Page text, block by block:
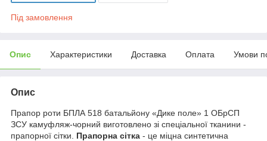
Під замовлення
Опис Характеристики Доставка Оплата Умови
Опис
Прапор роти БПЛА 518 батальйону «Дике поле» 1 ОБрСП
ЗСУ камуфляж-чорний виготовлено зі спеціальної тканини -
прапорної сітки. Прапорна сітка - це міцна синтетична